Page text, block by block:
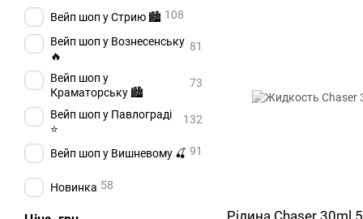
Рідина Chaser 30ml
Вейп шоп у Стрию 🏙️ 108
Вейп шоп у Вознесенську
🔥
81
Вейп шоп у
Краматорську 🏙️
73
Вейп шоп у Павлограді
⭐
132
Вейп шоп у Вишневому 🍒 91
Новинка 58